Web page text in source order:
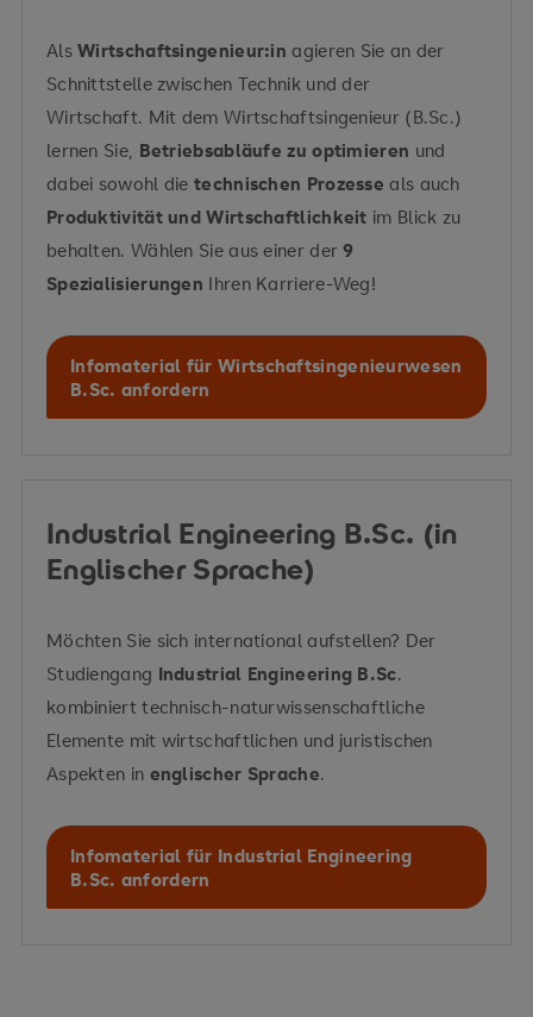
AlsWirtschaftsingenieur:in agieren Sie an der
Schnittstelle zwischen Technik und der
Wirtschaft. Mit dem Wirtschaftsingenieur (B.Sc.)
lernen Sie, Betriebsabläufe zu optimieren und
dabei sowohl dietechnischen Prozesse als auch
Produktivität und Wirtschaftlichkeit im Blick zu
behalten. Wählen Sie aus einer der9
Spezialisierungen Ihren Karriere-Weg!
Infomaterial für Wirtschaftsingenieurwesen
B.Sc. anfordern
Industrial Engineering B.Sc. (in
Englischer Sprache)
Möchten Sie sich international aufstellen? Der
Studiengang Industrial Engineering B.Sc.
kombiniert technisch-naturwissenschaftliche
Elemente mit wirtschaftlichen und juristischen
Aspekten in englischer Sprache.
Infomaterial für Industrial Engineering
B.Sc. anfordern